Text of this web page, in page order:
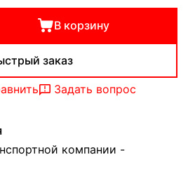
В корзину
заказ
Задать вопрос
компании -